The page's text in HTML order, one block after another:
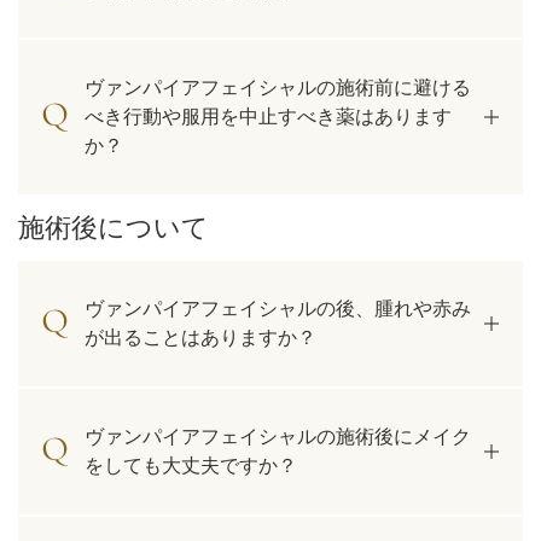
ヴァンパイアフェイシャルの施術前に避ける
べき行動や服用を中止すべき薬はあります
か？
施術後について
ヴァンパイアフェイシャルの後、腫れや赤み
が出ることはありますか？
ヴァンパイアフェイシャルの施術後にメイク
をしても大丈夫ですか？